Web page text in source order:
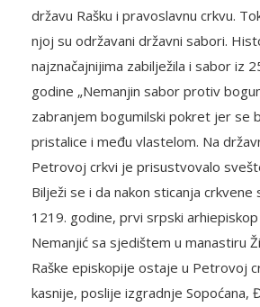
državu Rašku i pravoslavnu crkvu.
njoj su održavani državni sabori.
najznačajnijima zabilježila i sabor iz
godine „Nemanjin sabor protiv
zabranjem bogumilski pokret jer se
pristalice i među vlastelom. Na
Petrovoj crkvi je prisustvovalo
Bilježi se i da nakon sticanja
1219. godine, prvi srpski
Nemanjić sa sjedištem u manastiru
Raške episkopije ostaje u Petrovoj
kasnije, poslije izgradnje Sopoćana,